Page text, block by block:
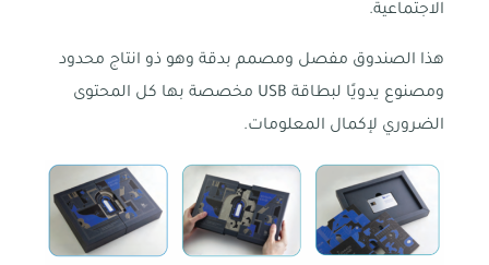
الاجتماعية.
هذا الصندوق مفصل ومصمم بدقة وهو ذو انتاج محدود
ومصنوع يدويًا لبطاقة USB مخصصة بها كل المحتوى
الضروري لإكمال المعلومات.